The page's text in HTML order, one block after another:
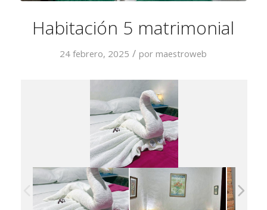
Habitación 5 matrimonial
24 febrero, 2025 / pormaestroweb